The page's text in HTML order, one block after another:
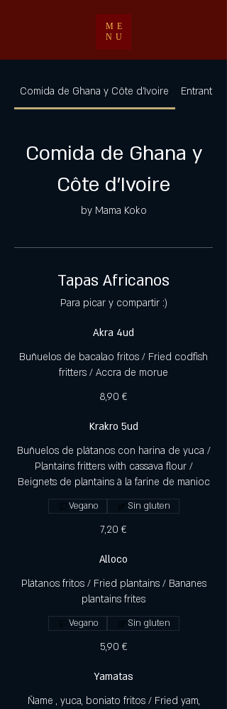
ME
NU
Comida de Ghana y Côte d'Ivoire Entrantes
Comida de Ghana y
Côte d'Ivoire
by Mama Koko
Tapas Africanos
Para picar y compartir :)
Akra 4ud
Buñuelos de bacalao fritos / Fried codfish
fritters / Accra de morue
8,90 €
Krakro 5ud
Buñuelos de plátanos con harina de yuca /
Plantains fritters with cassava flour /
Beignets de plantains à la farine de manioc
7,20 €
Vegano Sin gluten
Alloco
Plátanos fritos / Fried plantains / Bananes
plantains frites
5,90 €
Vegano Sin gluten
Yamatas
Ñame , yuca, boniato fritos / Fried yam,